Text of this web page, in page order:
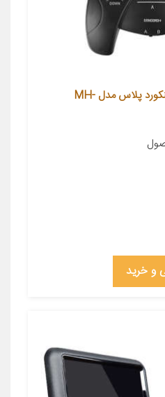
مانیتور پشت سری خودرو کنکورد پلاس مدل MH-
و خرید